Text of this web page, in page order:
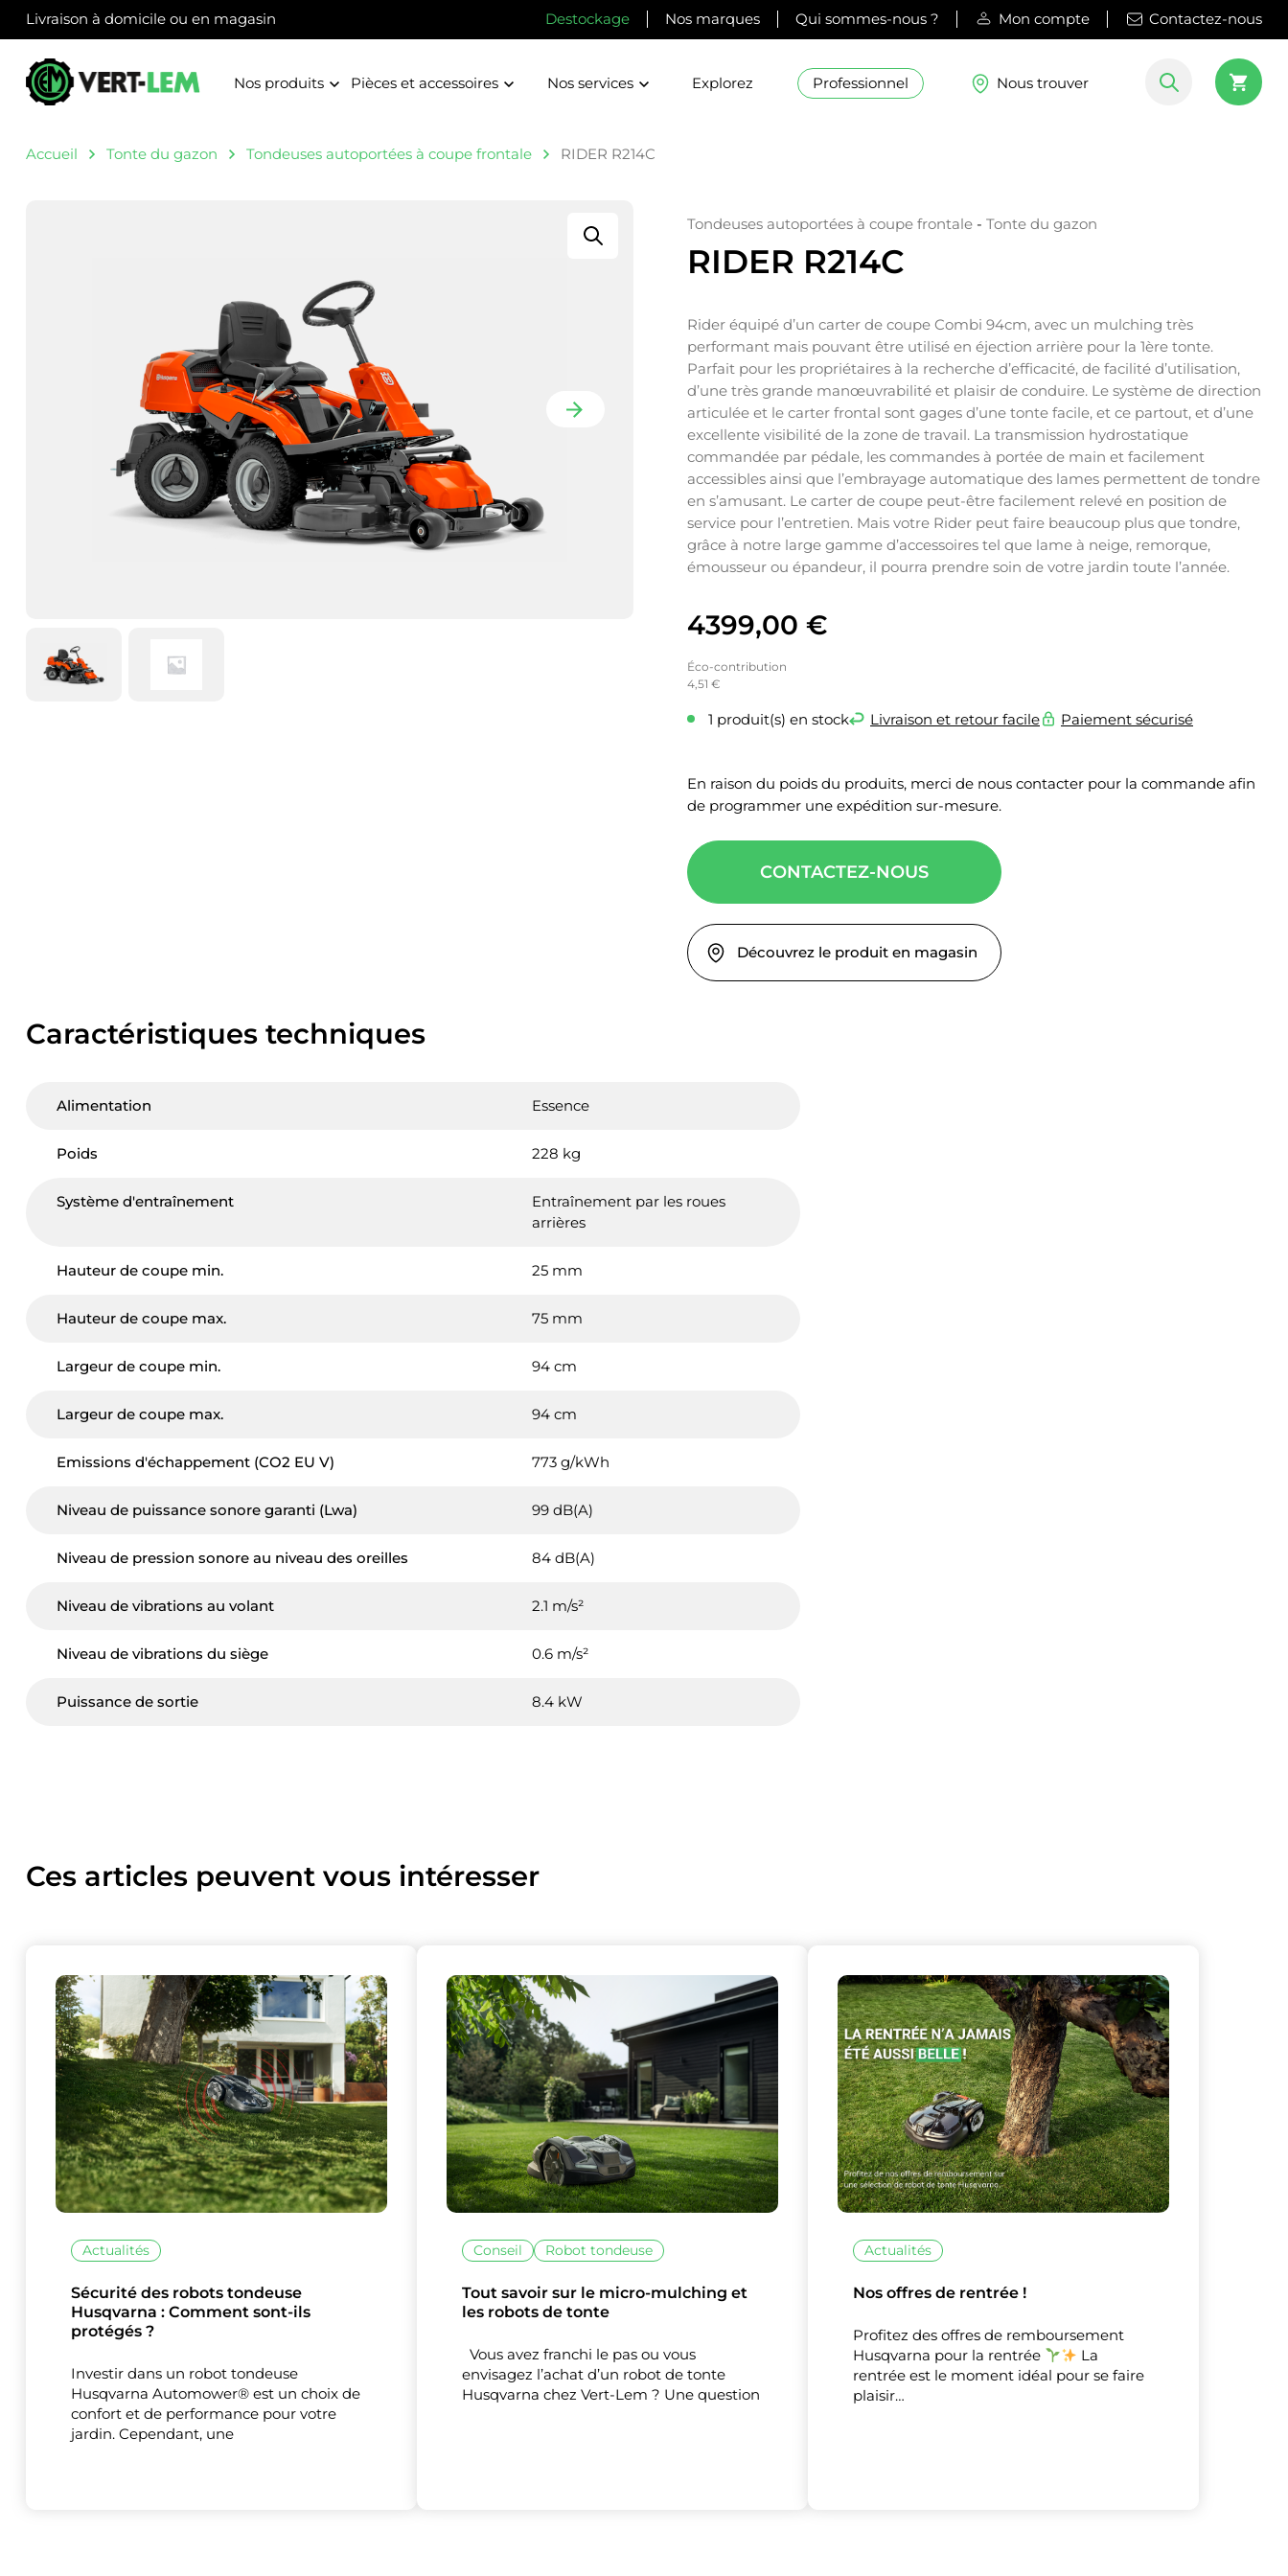
Ce site utilise des cookies et vous donne le contrôle sur ceux que
Mesure d'audience
Tout accepter Tout refuser Personnaliser
Livraison à domicile ou en magasin Destockage Nos marques Qui sommes-nous ? Mon compte Contactez-nous
Nos produits Pièces et accessoires Nos services Explorez Professionnel Nous trouver
Accueil Tonte du gazon Tondeuses autoportées à coupe frontale RIDER R214C
Tondeuses autoportées à coupe frontale - Tonte du gazon
RIDER R214C
Rider équipé d’un carter de coupe Combi 94cm, avec un mulching très
performant mais pouvant être utilisé en éjection arrière pour la 1ère tonte.
Parfait pour les propriétaires à la recherche d’efficacité, de facilité d’utilisation,
d’une très grande manœuvrabilité et plaisir de conduire. Le système de direction
articulée et le carter frontal sont gages d’une tonte facile, et ce partout, et d’une
excellente visibilité de la zone de travail. La transmission hydrostatique
commandée par pédale, les commandes à portée de main et facilement
accessibles ainsi que l’embrayage automatique des lames permettent de tondre
en s’amusant. Le carter de coupe peut-être facilement relevé en position de
service pour l’entretien. Mais votre Rider peut faire beaucoup plus que tondre,
grâce à notre large gamme d’accessoires tel que lame à neige, remorque,
émousseur ou épandeur, il pourra prendre soin de votre jardin toute l’année.
4399,00 €
Éco-contribution
4,51 €
1 produit(s) en stock Livraison et retour facile Paiement sécurisé
En raison du poids du produits, merci de nous contacter pour la commande afin
de programmer une expédition sur-mesure.
CONTACTEZ-NOUS
Découvrez le produit en magasin
Caractéristiques techniques
Alimentation Essence
Poids 228 kg
Système d'entraînement
Entraînement par les roues
arrières
Hauteur de coupe min. 25 mm
Hauteur de coupe max. 75 mm
Largeur de coupe min. 94 cm
Largeur de coupe max. 94 cm
Emissions d'échappement (CO2 EU V) 773 g/kWh
Niveau de puissance sonore garanti (Lwa) 99 dB(A)
Niveau de pression sonore au niveau des oreilles 84 dB(A)
Niveau de vibrations au volant 2.1 m/s²
Niveau de vibrations du siège 0.6 m/s²
Puissance de sortie 8.4 kW
Ces articles peuvent vous intéresser
Actualités
Sécurité des robots tondeuse
Husqvarna : Comment sont-ils
protégés ?
Investir dans un robot tondeuse
Husqvarna Automower® est un choix de
confort et de performance pour votre
jardin. Cependant, une
Conseil Robot tondeuse
Tout savoir sur le micro-mulching et
les robots de tonte
Vous avez franchi le pas ou vous
envisagez l’achat d’un robot de tonte
Husqvarna chez Vert-Lem ? Une question
Actualités
Nos offres de rentrée !
Profitez des offres de remboursement
Husqvarna pour la rentrée
La
rentrée est le moment idéal pour se faire
plaisir…